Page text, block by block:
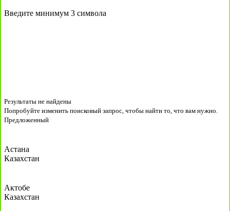
Введите минимум 3 символа
Результаты не найдены
Попробуйте изменить поисковый запрос, чтобы найти то, что вам нужно.
Предложенный
Астана
Казахстан
Актобе
Казахстан